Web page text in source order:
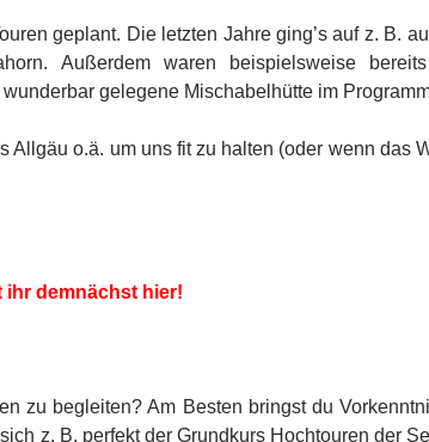
geplant. Die letzten Jahre ging’s auf z. B.
Außerdem waren beispielsweise
gelegene Mischabelhütte im
Allgäu o.ä. um uns fit zu halten (oder wenn das
ihr demnächst hier!
zu begleiten? Am Besten bringst du
z. B. perfekt der Grundkurs Hochtouren der